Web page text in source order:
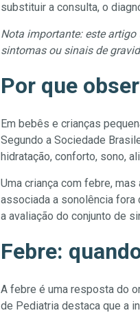
substituir a consulta, o
Nota importante: este
sintomas ou sinais de
Por que
Em bebês e crianças
Segundo a Sociedade
hidratação, conforto, sono,
Uma criança com febre,
associada a sonolência fora
a avaliação do conjunto de
Febre:
A febre é uma resposta do
de Pediatria destaca que a